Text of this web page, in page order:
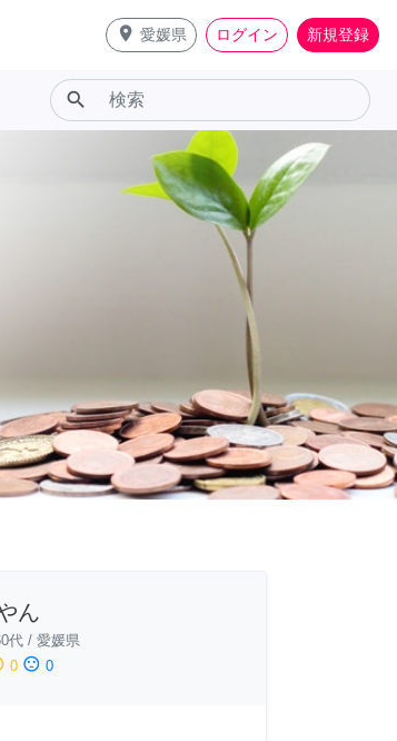
place 愛媛県 ログイン 新規登録
search
ん
代/ 愛媛県
0 sentiment_dissatisfied 0